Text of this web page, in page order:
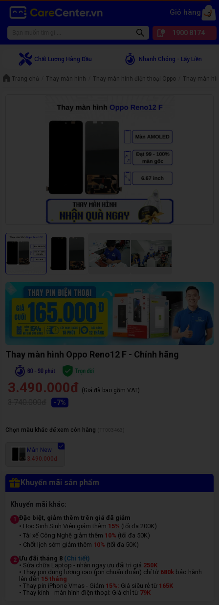
Giỏ hàng 0
1900 8174
Chất Lượng Hàng Đầu Nhanh Chóng - Lấy Liền
Trang chủ Thay màn hình Thay màn hình điện thoại Oppo Thay màn
Thay màn hình Oppo Reno12 F - Chính hãng
3.490.000đ (Giá đã bao gồm VAT)
-7%
Chọn màu khác để xem còn hàng
Màn New
3.490.000đ
Khuyến mãi sản phẩm
Khuyến mãi khác:
1
Đặc biệt, giảm thêm trên giá đã giảm
• Học Sinh Sinh Viên giảm thêm 15% (tối đa 200K)
• Tài xế Công Nghệ giảm thêm 10% (tối đa 50K)
• Chốt lịch sớm giảm thêm 10% (tối đa 50K)
2 Ưu đãi tháng 8 (Chi tiết)
• Sửa chữa Laptop - nhận ngay ưu đãi trị giá 250K
• Thay pin dung lượng cao (pin chuẩn đoán) chỉ từ 680k bảo hành
lên đến 15 tháng
• Thay pin iPhone Vmas - Giảm 15%: Giá siêu rẻ từ 165K
• Thay kính - màn hình điện thoại: Giá chỉ từ 79K